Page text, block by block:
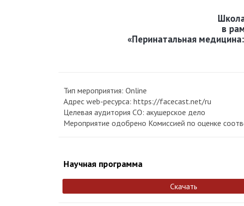
в
«Перинатальная
Тип мероприятия: Online
Адрес web-ресурса: https://facecast.net/ru
Целевая аудитория СО: акушерское дело
Мероприятие одобрено Комиссией по оценке
Научная программа
Скачать